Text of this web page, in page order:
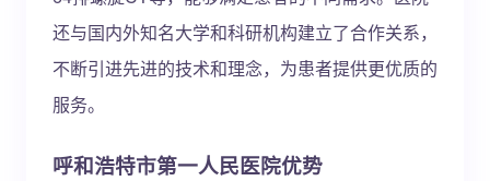
还与国内外知名大学和科研机构建立了合作关系，
不断引进先进的技术和理念，为患者提供更优质的
服务。
呼和浩特市第一人民医院优势